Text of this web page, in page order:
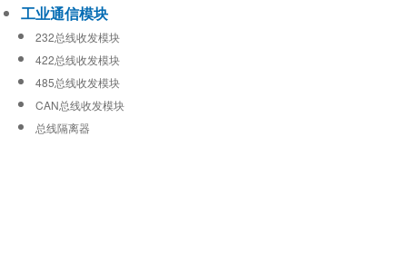
工业通信模块
232总线收发模块
422总线收发模块
485总线收发模块
CAN总线收发模块
总线隔离器